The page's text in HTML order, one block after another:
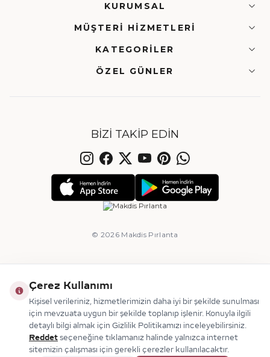
KURUMSAL
MÜŞTERI HIZMETLERI
KATEGORILER
ÖZEL GÜNLER
© 2026 Makdis Pırlanta
BIZI TAKIP EDIN
Ajanstek E-Ticaret Danışmanlığı Tarafından Yapılmıştır.
Çerez Kullanımı
Kişisel verileriniz, hizmetlerimizin daha iyi bir şekilde sunulması
için mevzuata uygun bir şekilde toplanıp işlenir. Konuyla ilgili
detaylı bilgi almak için Gizlilik Politikamızı inceleyebilirsiniz.
Reddet seçeneğine tıklamanız halinde yalnızca internet
sitemizin çalışması için gerekli çerezler kullanılacaktır.